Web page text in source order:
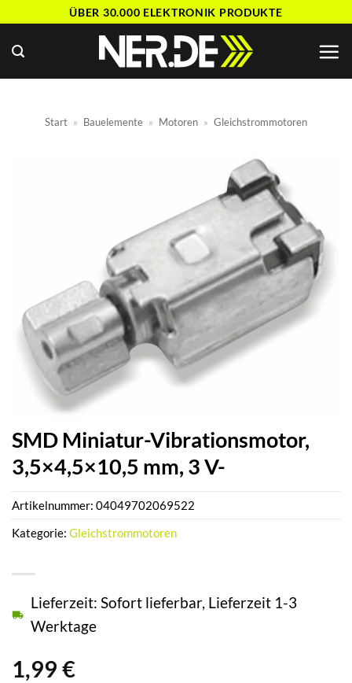
springen
ÜBER 30.000 ELEKTRONIK PRODUKTE
Start » Bauelemente » Motoren » Gleichstrommotoren
SMD Miniatur-Vibrationsmotor,
3,5×4,5×10,5 mm, 3 V-
1,99 €
Lieferzeit: Sofort lieferbar, Lieferzeit 1-3
Werktage
Artikelnummer: 04049702069522
Kategorie: Gleichstrommotoren